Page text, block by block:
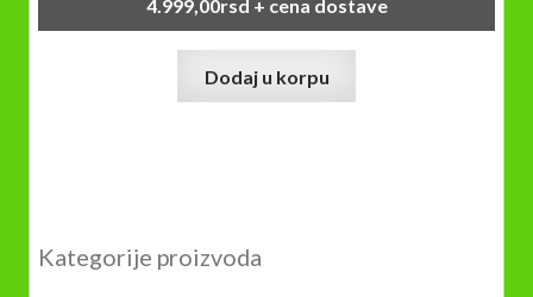
4.999,00rsd + cena dostave
Dodaj u korpu
Kategorije proizvoda